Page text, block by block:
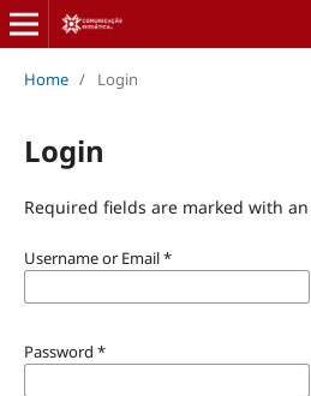
Home / Login
Login
Required fields are marked with
Username or Email*
Password *